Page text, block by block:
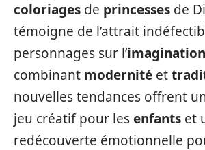
coloriages de princesses de
témoigne de l’attrait
personnages sur l’imagination
combinant modernité et
nouvelles tendances offrent
jeu créatif pour lesenfants et
redécouverte émotionnelle